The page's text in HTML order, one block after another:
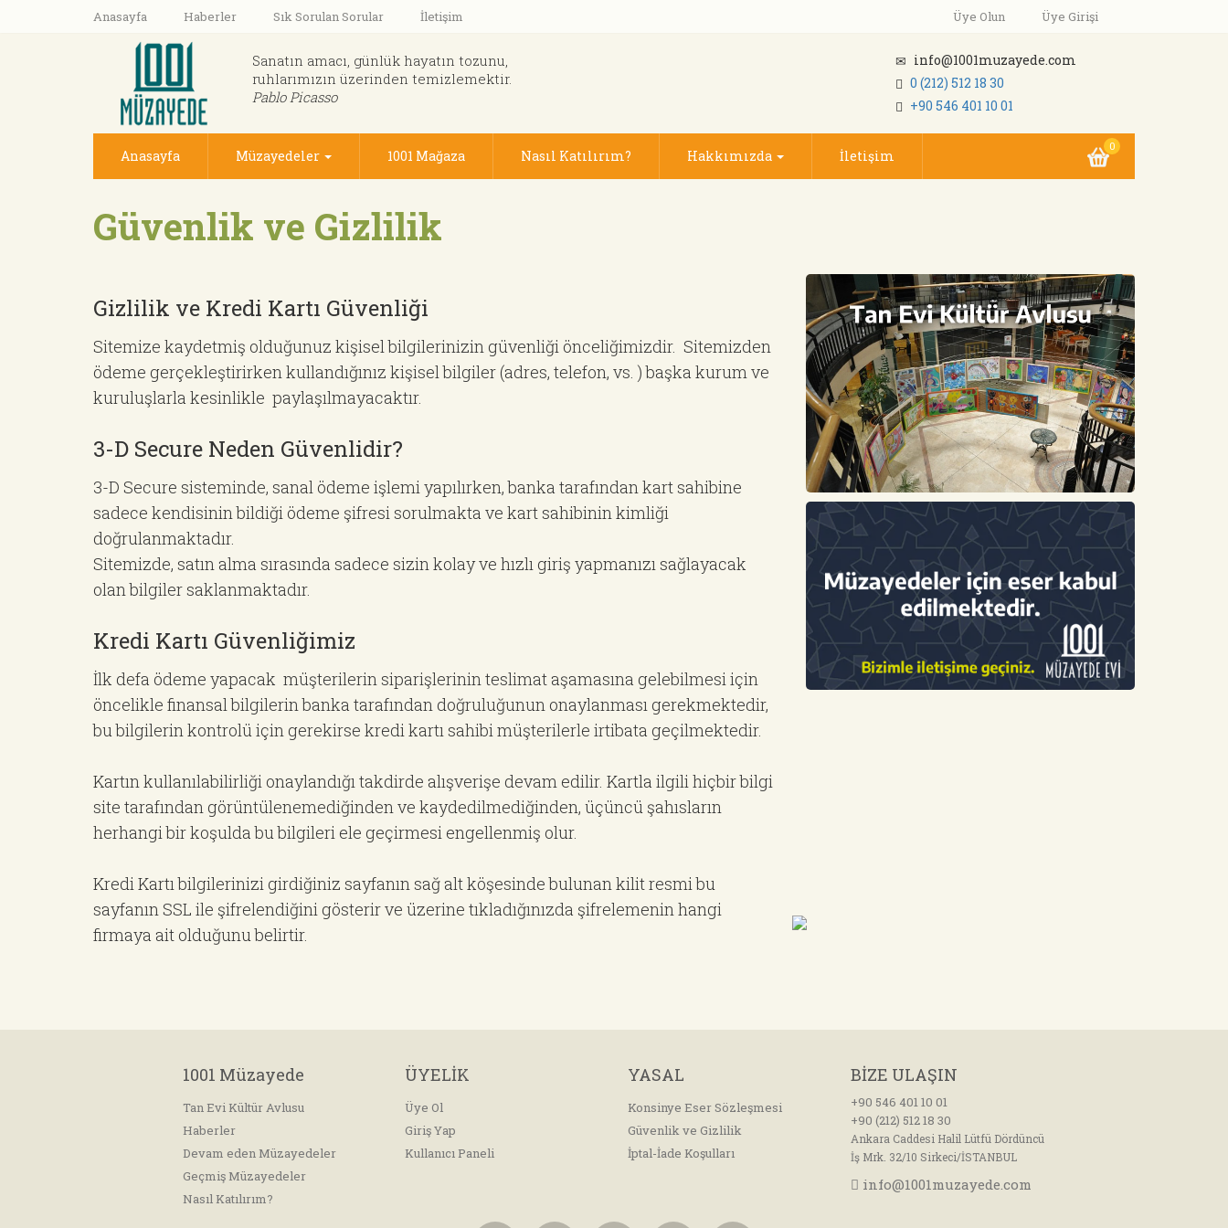
Anasayfa Haberler Sık Sorulan Sorular İletişim Üye Girişi
Üye Olun
Sanatın amacı, günlük hayatın tozunu,
ruhlarımızın üzerinden temizlemektir.
Pablo Picasso
info@1001muzayede.com
0 (212) 512 18 30
+90 546 401 10 01
Anasayfa Müzayedeler 1001 Mağaza Nasıl Katılırım? Hakkımızda İletişim
0
Güvenlik ve Gizlilik
Gizlilik ve Kredi Kartı Güvenliği
Sitemize kaydetmiş olduğunuz kişisel bilgilerinizin güvenliği önceliğimizdir. Sitemizden
ödeme gerçekleştirirken kullandığınız kişisel bilgiler (adres, telefon, vs. ) başka kurum ve
kuruluşlarla kesinlikle paylaşılmayacaktır.
3-D Secure Neden Güvenlidir?
3-D Secure sisteminde, sanal ödeme işlemi yapılırken, banka tarafından kart sahibine
sadece kendisinin bildiği ödeme şifresi sorulmakta ve kart sahibinin kimliği
doğrulanmaktadır.
Sitemizde, satın alma sırasında sadece sizin kolay ve hızlı giriş yapmanızı sağlayacak
olan bilgiler saklanmaktadır.
Kredi Kartı Güvenliğimiz
İlk defa ödeme yapacak müşterilerin siparişlerinin teslimat aşamasına gelebilmesi için
öncelikle finansal bilgilerin banka tarafından doğruluğunun onaylanması gerekmektedir,
bu bilgilerin kontrolü için gerekirse kredi kartı sahibi müşterilerle irtibata geçilmektedir.
Kartın kullanılabilirliği onaylandığı takdirde alışverişe devam edilir. Kartla ilgili hiçbir bilgi
site tarafından görüntülenemediğinden ve kaydedilmediğinden, üçüncü şahısların
herhangi bir koşulda bu bilgileri ele geçirmesi engellenmiş olur.
Kredi Kartı bilgilerinizi girdiğiniz sayfanın sağ alt köşesinde bulunan kilit resmi bu
sayfanın SSL ile şifrelendiğini gösterir ve üzerine tıkladığınızda şifrelemenin hangi
firmaya ait olduğunu belirtir.
1001 Müzayede
Tan Evi Kültür Avlusu
Haberler
Devam eden Müzayedeler
Geçmiş Müzayedeler
Nasıl Katılırım?
ÜYELİK
Üye Ol
Giriş Yap
Kullanıcı Paneli
YASAL
Konsinye Eser Sözleşmesi
Güvenlik ve Gizlilik
İptal-İade Koşulları
BİZE ULAŞIN
+90 546 401 10 01
+90 (212) 512 18 30
Ankara Caddesi Halil Lütfü Dördüncü
İş Mrk. 32/10 Sirkeci/İSTANBUL
info@1001muzayede.com